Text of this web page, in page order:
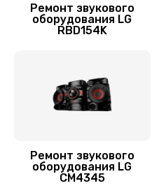
Ремонт звукового
оборудования LG
RBD154K
Ремонт звукового
оборудования LG
CM4345